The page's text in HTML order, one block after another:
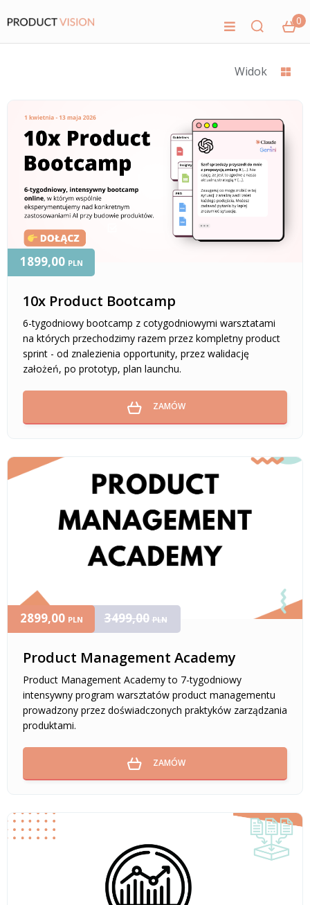
0
Widok
10x Product Bootcamp
6-tygodniowy bootcamp z cotygodniowymi warsztatami
na których przechodzimy razem przez kompletny product
sprint - od znalezienia opportunity, przez walidację
założeń, po prototyp, plan launchu.
1899,00 PLN
ZAMÓW
Product Management Academy
Product Management Academy to 7-tygodniowy
intensywny program warsztatów product managementu
prowadzony przez doświadczonych praktyków zarządzania
produktami.
2899,00 PLN 3499,00 PLN
ZAMÓW